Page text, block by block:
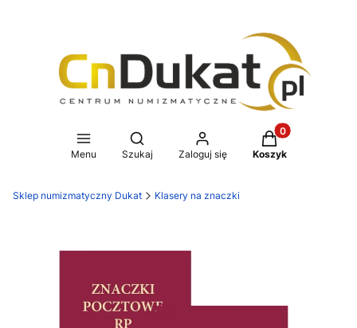
Menu
Otwórz wyszukiwarkę
Szukaj Zaloguj się
Produkty w
Koszyk
Sklep numizmatyczny Dukat Klasery na znaczki